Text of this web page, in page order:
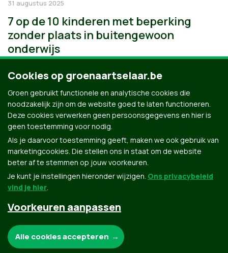
31 augustus 2025
7 op de 10 kinderen met beperking
zonder plaats in buitengewoon
onderwijs
Groen.be
Contact Privacybeleid
Cookies op groenaartselaar.be
Groen gebruikt functionele en analytische cookies die
noodzakelijk zijn om de website goed te laten functioneren.
Deze cookies verwerken geen persoonsgegevens en hier is
geen toestemming voor nodig.
Als je daarvoor toestemming geeft, maken we ook gebruik van
marketingcookies. Die stellen ons in staat om de website
beter af te stemmen op jouw voorkeuren.
Je kunt je instellingen hieronder wijzigen. Ons privacybeleid
vind je hier.
Voorkeuren aanpassen
Alle cookies accepteren